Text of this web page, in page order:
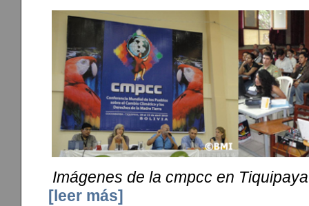
Imágenes de la cmpcc en
[leer más]